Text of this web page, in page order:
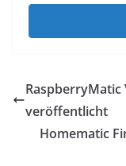
können
auf
gewählt
werden
RaspberryMatic
veröffentlicht
Homematic